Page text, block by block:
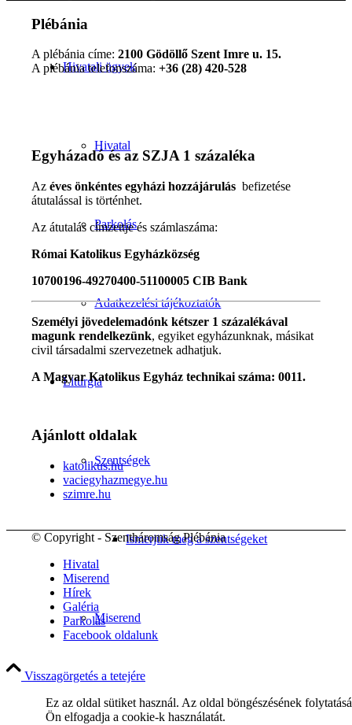
Hivatali ügyek
Hivatal
Parkolás
Adatkezelési tájékoztatók
Liturgia
Szentségek
Ismerjük meg a szentségeket
Miserend
Miserend
Plébánia
A plébánia címe:2100 Gödöllő Szent Imre u. 15.
A plébánia telefonszáma:+36 (28) 420-528
Egyházadó és az SZJA 1 százaléka
Azéves önkéntes egyházi hozzájárulás befizetése
átutalással is történhet.
Az átutalás címzettje és számlaszáma:
Római Katolikus Egyházközség
10700196-49270400-51100005 CIB Bank
Személyi jövedelemadónk kétszer 1 százalékával
magunk rendelkezünk, egyiket egyházunknak, másikat
civil társadalmi szervezetnek adhatjuk.
A Magyar Katolikus Egyház technikai száma: 0011.
Ajánlott oldalak
katolikus.hu
vaciegyhazmegye.hu
szimre.hu
© Copyright - Szentháromság Plébánia
Hivatal
Miserend
Hírek
Galéria
Parkolás
Facebook oldalunk
Visszagörgetés a tetejére
Ez az oldal sütiket használ. Az oldal böngészésének
Ön elfogadja a cookie-k használatát.